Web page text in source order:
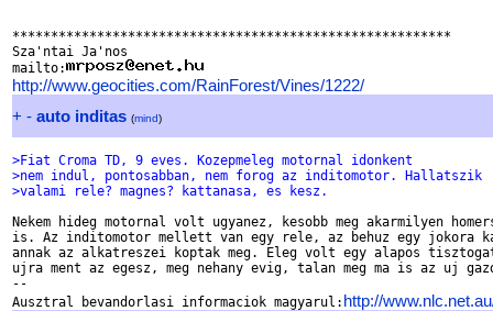
*********************************************************
Sza'ntai Ja'nos
mailto:
http://www.geocities.com/RainForest/Vines/1222/
+ - auto inditas (mind)
>Fiat Croma TD, 9 eves. Kozepmeleg motornal idonkent
>nem indul, pontosabban, nem forog az inditomotor. Hallatszik
>valami rele? magnes? kattanasa, es kesz.
Nekem hideg motornal volt ugyanez, kesobb meg akarmilyen
is. Az inditomotor mellett van egy rele, az behuz egy jokora
annak az alkatreszei koptak meg. Eleg volt egy alapos
ujra ment az egesz, meg nehany evig, talan meg ma is az uj
--
Ausztral bevandorlasi informaciok magyarul: http://